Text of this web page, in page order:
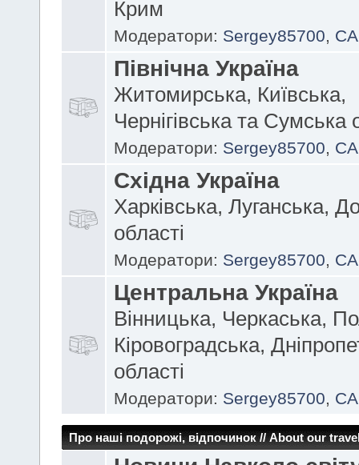
Крим
Модератори: Sergey85700,
Північна Україна
Житомирська, Київська,
Чернігівська та Сумська
Модератори: Sergey85700,
Східна Україна
Харківська, Луганська,
області
Модератори: Sergey85700,
Центральна Україна
Вінницька, Черкаська,
Кіровоградська,
області
Модератори: Sergey85700,
Про наші подорожі, відпочинок // About our